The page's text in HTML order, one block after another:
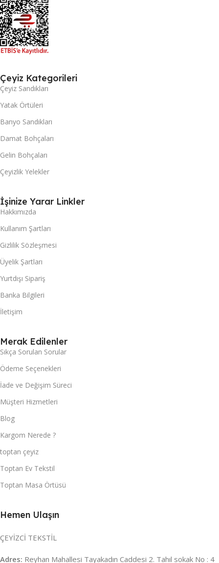
Çeyiz Kategorileri
Çeyiz Sandıkları
Yatak Örtüleri
Banyo Sandıkları
Damat Bohçaları
Gelin Bohçaları
Çeyizlik Yelekler
İşinize Yarar Linkler
Hakkımızda
Kullanım Şartları
Gizlilik Sözleşmesi
Üyelik Şartları
Yurtdışı Sipariş
Banka Bilgileri
İletişim
Merak Edilenler
Sıkça Sorulan Sorular
Ödeme Seçenekleri
İade ve Değişim Süreci
Müşteri Hizmetleri
Blog
Kargom Nerede ?
toptan çeyiz
Toptan Ev Tekstil
Toptan Masa Örtüsü
Hemen Ulaşın
ÇEYİZCİ TEKSTİL
Adres: Reyhan Mahallesi Tayakadın Caddesi 2. Tahıl sokak No : 4